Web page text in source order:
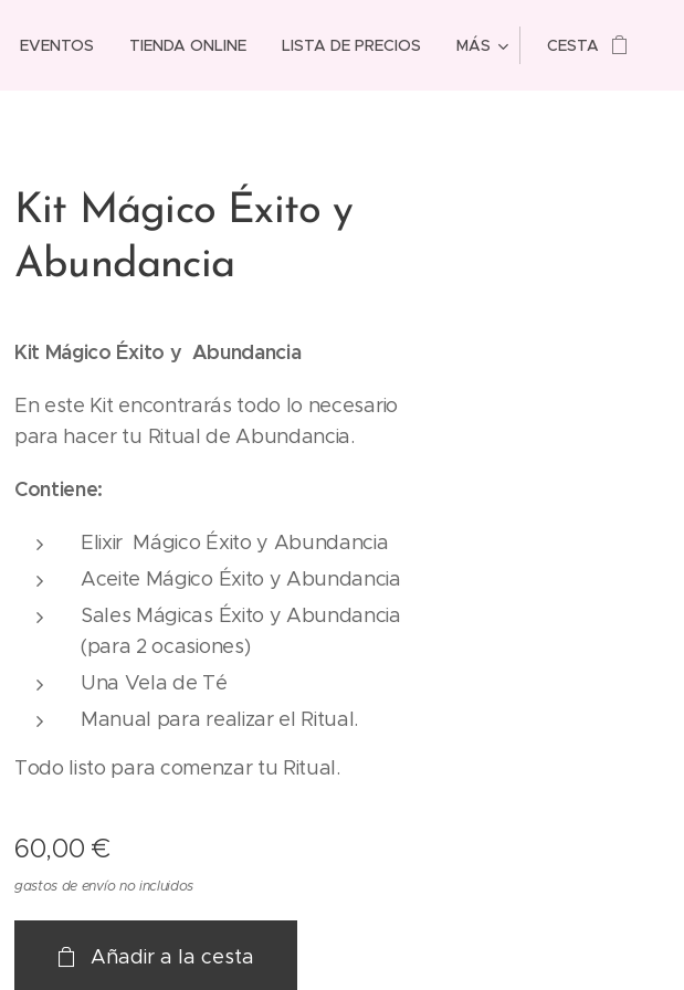
EVENTOS TIENDA ONLINE LISTA DE PRECIOS MÁS CESTA
Kit Mágico Éxito y
Abundancia
Kit Mágico Éxito y Abundancia
En este Kit encontrarás todo lo necesario
para hacer tu Ritual de Abundancia.
Contiene:
Elixir Mágico Éxito y Abundancia
Aceite Mágico Éxito y Abundancia
Sales Mágicas Éxito y Abundancia
(para 2 ocasiones)
Una Vela de Té
Manual para realizar el Ritual.
Todo listo para comenzar tu Ritual.
60,00 €
gastos de envío no incluidos
Añadir a la cesta